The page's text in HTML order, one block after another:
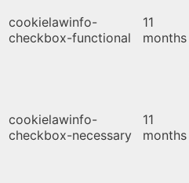
cookielawinfo-
checkbox-functional
11
months
cookielawinfo-
checkbox-necessary
11
months